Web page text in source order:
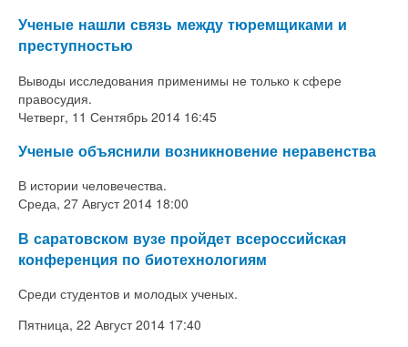
Ученые нашли связь между тюремщиками и
преступностью
Выводы исследования применимы не только к сфере
правосудия.
Четверг, 11 Сентябрь 2014 16:45
Ученые объяснили возникновение неравенства
В истории человечества.
Среда, 27 Август 2014 18:00
В саратовском вузе пройдет всероссийская
конференция по биотехнологиям
Среди студентов и молодых ученых.
Пятница, 22 Август 2014 17:40